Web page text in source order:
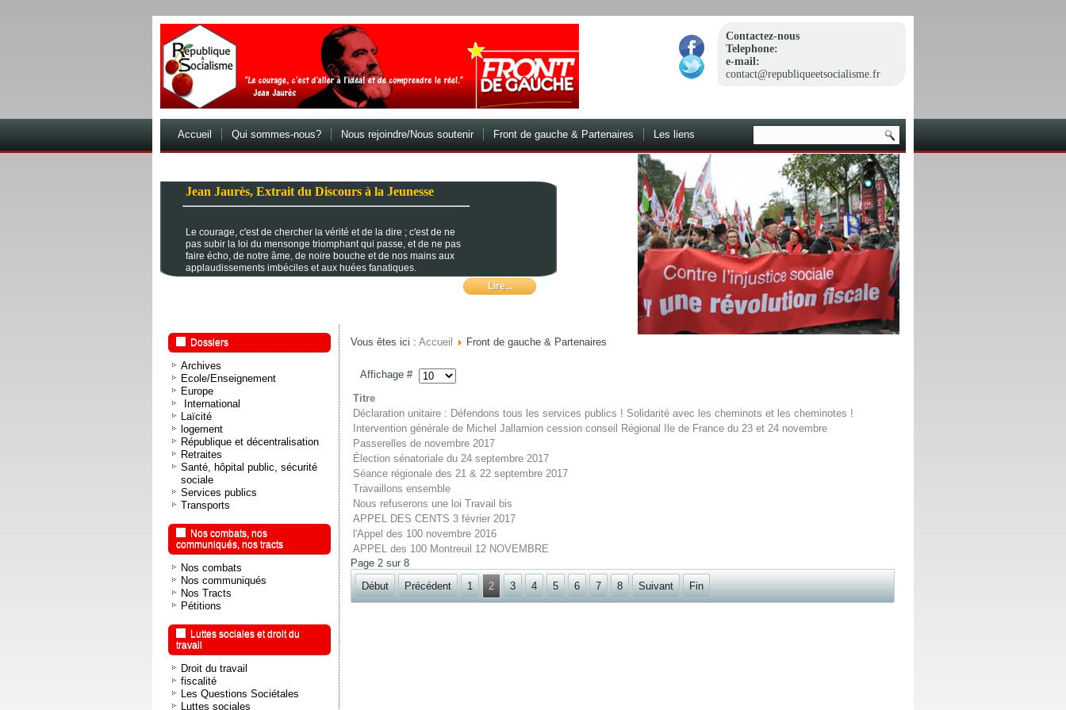
Contactez-nous
Telephone:
e-mail:
contact@republiqueetsocialisme.fr
Jean Jaurès, Extrait du Discours à la Jeunesse
Le courage, c'est de chercher la vérité et de la dire ; c'est de ne
pas subir la loi du mensonge triomphant qui passe, et de ne pas
faire écho, de notre âme, de noire bouche et de nos mains aux
applaudissements imbéciles et aux huées fanatiques.
Lire...
Accueil Qui sommes-nous? Nous rejoindre/Nous soutenir Front de gauche & Partenaires Les liens
Dossiers
Archives
Ecole/Enseignement
Europe
International
Laïcité
logement
République et décentralisation
Retraites
Santé, hôpital public, sécurité
sociale
Services publics
Transports
Nos combats, nos
communiqués, nos tracts
Nos combats
Nos communiqués
Nos Tracts
Pétitions
Luttes sociales et droit du
travail
Droit du travail
fiscalité
Les Questions Sociétales
Luttes sociales
Vous êtes ici : Accueil Front de gauche & Partenaires
Affichage #
Titre
Déclaration unitaire : Défendons tous les services publics ! Solidarité avec les cheminots et les cheminotes !
Intervention générale de Michel Jallamion cession conseil Régional Ile de France du 23 et 24 novembre
Passerelles de novembre 2017
Élection sénatoriale du 24 septembre 2017
Séance régionale des 21 & 22 septembre 2017
Travaillons ensemble
Nous refuserons une loi Travail bis
APPEL DES CENTS 3 février 2017
l'Appel des 100 novembre 2016
APPEL des 100 Montreuil 12 NOVEMBRE
Page 2 sur 8
Début
Précédent 1 2 3 4 5 6 7 8 Suivant Fin